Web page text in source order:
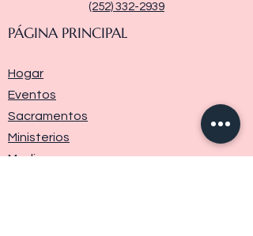
(252) 332-2939
PÁGINA PRINCIPAL
Hogar
Eventos
Sacramentos
Ministerios
Media